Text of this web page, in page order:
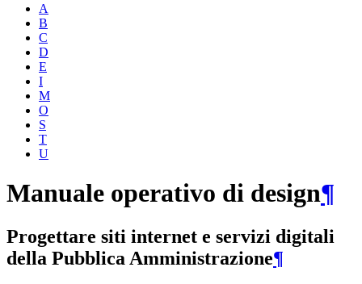
A
B
C
D
E
I
M
O
S
T
U
Manuale operativo di design¶
Progettare siti internet e servizi digitali
della Pubblica Amministrazione¶